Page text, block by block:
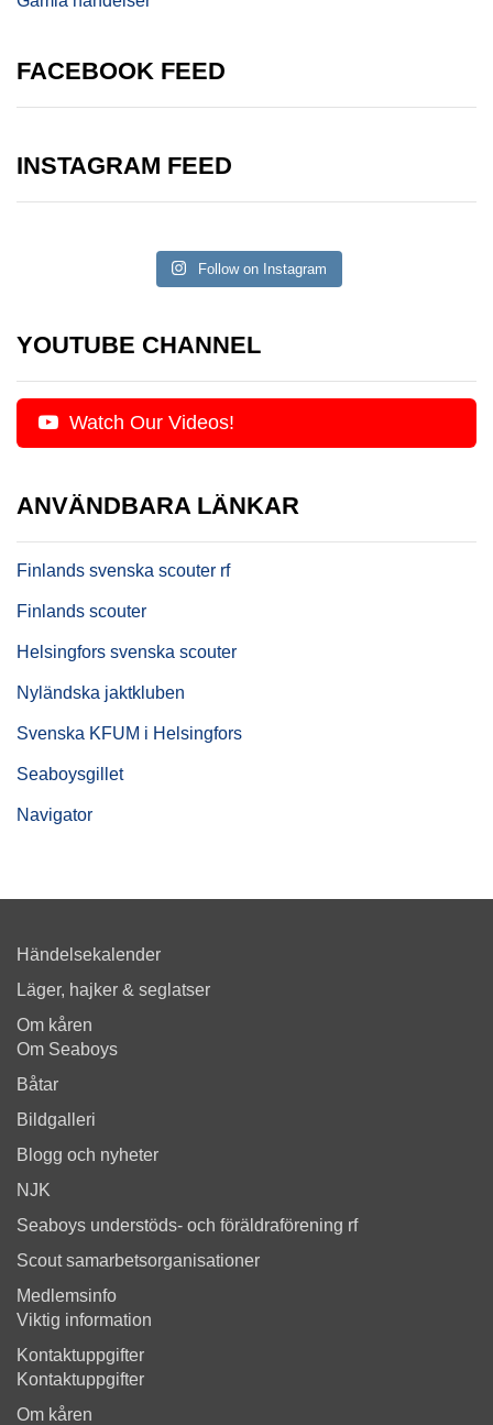
FACEBOOK FEED
INSTAGRAM FEED
Follow on Instagram
YOUTUBE CHANNEL
Watch Our Videos!
ANVÄNDBARA LÄNKAR
Finlands svenska scouter rf
Finlands scouter
Helsingfors svenska scouter
Nyländska jaktkluben
Svenska KFUM i Helsingfors
Seaboysgillet
Navigator
Händelsekalender
Läger, hajker & seglatser
Om kåren
Om Seaboys
Båtar
Bildgalleri
Blogg och nyheter
NJK
Seaboys understöds- och föräldraförening rf
Scout samarbetsorganisationer
Medlemsinfo
Viktig information
Kontaktuppgifter
Kontaktuppgifter
Om kåren